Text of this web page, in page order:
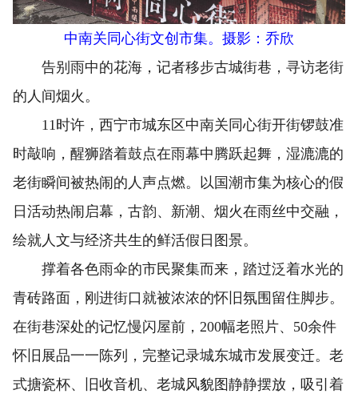
中南关同心街文创市集。摄影：乔欣
告别雨中的花海，记者移步古城街巷，寻访老街
的人间烟火。
11时许，西宁市城东区中南关同心街开街锣鼓准
时敲响，醒狮踏着鼓点在雨幕中腾跃起舞，湿漉漉的
老街瞬间被热闹的人声点燃。以国潮市集为核心的假
日活动热闹启幕，古韵、新潮、烟火在雨丝中交融，
绘就人文与经济共生的鲜活假日图景。
撑着各色雨伞的市民聚集而来，踏过泛着水光的
青砖路面，刚进街口就被浓浓的怀旧氛围留住脚步。
在街巷深处的记忆慢闪屋前，200幅老照片、50余件
怀旧展品一一陈列，完整记录城东城市发展变迁。老
式搪瓷杯、旧收音机、老城风貌图静静摆放，吸引着